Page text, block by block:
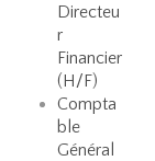
Directeu
r
Financier
(H/F)
Compta
ble
Général